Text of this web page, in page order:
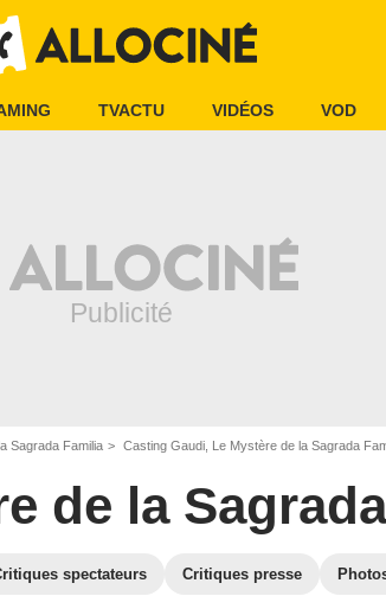
TVACTU VIDÉOS VOD
Sagrada Familia Casting Gaudi, Le Mystère de la Sagrada
de la
spectateurs Critiques presse